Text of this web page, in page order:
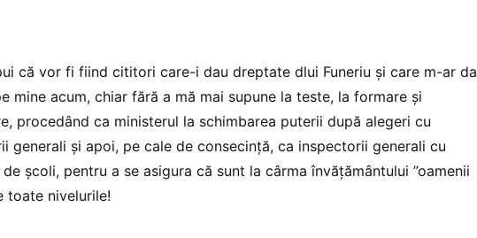
că vor fi fiind cititori care-i dau dreptate dlui Funeriu și care m-ar da
mine acum, chiar fără a mă mai supune la teste, la formare și
procedând ca ministerul la schimbarea puterii după alegeri cu
generali și apoi, pe cale de consecință, ca inspectorii generali cu
școli, pentru a se asigura că sunt la cârma învățământului ”oamenii
toate nivelurile!